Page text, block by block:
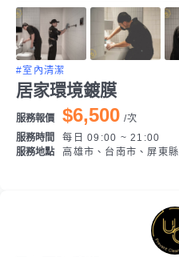
#室內清潔
居家環境鍍膜
服務報價 $6,500 /次
服務時間
每日 09:00 ~ 21:00
服務地點
高雄市、台南市、屏東縣